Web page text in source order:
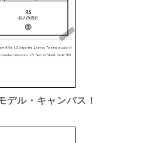
デル・キャンバス！